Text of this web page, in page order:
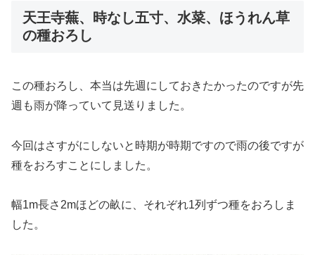
天王寺蕪、時なし五寸、水菜、ほうれん草
の種おろし
この種おろし、本当は先週にしておきたかったのですが先
週も雨が降っていて見送りました。
今回はさすがにしないと時期が時期ですので雨の後ですが
種をおろすことにしました。
幅1m長さ2mほどの畝に、それぞれ1列ずつ種をおろしま
した。